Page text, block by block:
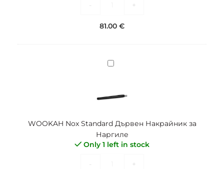
+
81.00 €
WOOKAH
Дървен
Наргиле
WOOKAH Nox Standard Дървен Накрайник за
Наргиле
Only 1 left in stock
+